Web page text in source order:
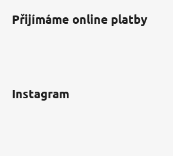
Přijímáme online platby
Instagram